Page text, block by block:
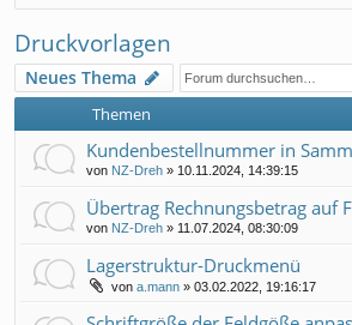
llz
ug
rif
f
Druckvorlagen
Neues Thema
Themen
Kundenbestellnummer in
von NZ-Dreh » 10.11.2024, 14:39:15
Übertrag Rechnungsbetrag auf
von NZ-Dreh » 11.07.2024, 08:30:09
Lagerstruktur-Druckmenü
von a.mann » 03.02.2022, 19:16:17